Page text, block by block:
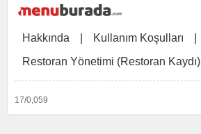
Hakkında Kullanım Koşulları
Restoran Yönetimi (Restoran Kaydı)
17/0,059